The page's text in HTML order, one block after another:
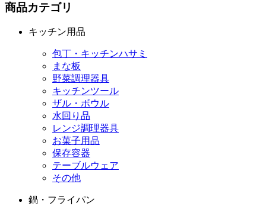
商品カテゴリ
キッチン用品
包丁・キッチンハサミ
まな板
野菜調理器具
キッチンツール
ザル・ボウル
水回り品
レンジ調理器具
お菓子用品
保存容器
テーブルウェア
その他
鍋・フライパン